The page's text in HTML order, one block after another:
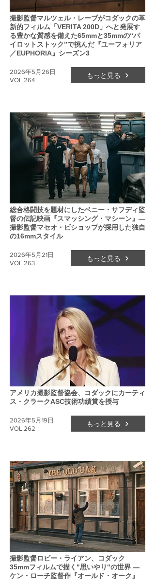
撮影監督マルツェル・レーブがコダックの革
新的フィルム「VERITA 200D」へと発展す
る豊かな質感を備えた65mmと35mmの“パ
イロットストック”で挑んだ『ユーフォリア
／EUPHORIA』シーズン3
VOL.264
2026年5月26日 もっと見る
総合格闘技を題材にしたベニー・サフディ監
督の伝記映画『スマッシング・マシーン』―
撮影監督マセオ・ビショップが採用した独自
の16mmスタイル
VOL.263
2026年5月21日 もっと見る
アメリカ撮影監督協会、コダックにカーティ
ス・クラークASC技術功績賞を授与
VOL.262
2026年5月19日 もっと見る
撮影監督ロビー・ライアン、コダック
35mmフィルムで描く"思いやり"の世界 ―
ケン・ローチ監督作『オールド・オーク』